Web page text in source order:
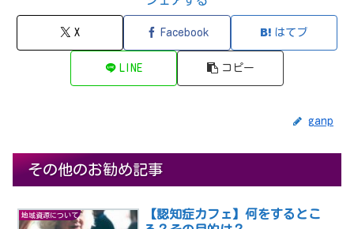
X Facebook はてブ
LINE コピー
ganp
その他のお勧め記事
地域資源について
【認知症カフェ】何をするとこ